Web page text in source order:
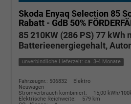
Skoda Enyaq Selection 85
Rabatt - GdB 50%
85 210KW (286 PS) 77 kWh
Batterieenergiegehalt,
unverbindliche Lieferzeit: ca. 3-4 Monate
Fahrzeugnr.: 506832
Elektro
Neuwagen
Stromverbrauch kombiniert:
15,00 kWh/
Elektrische Reichweite:
579 km